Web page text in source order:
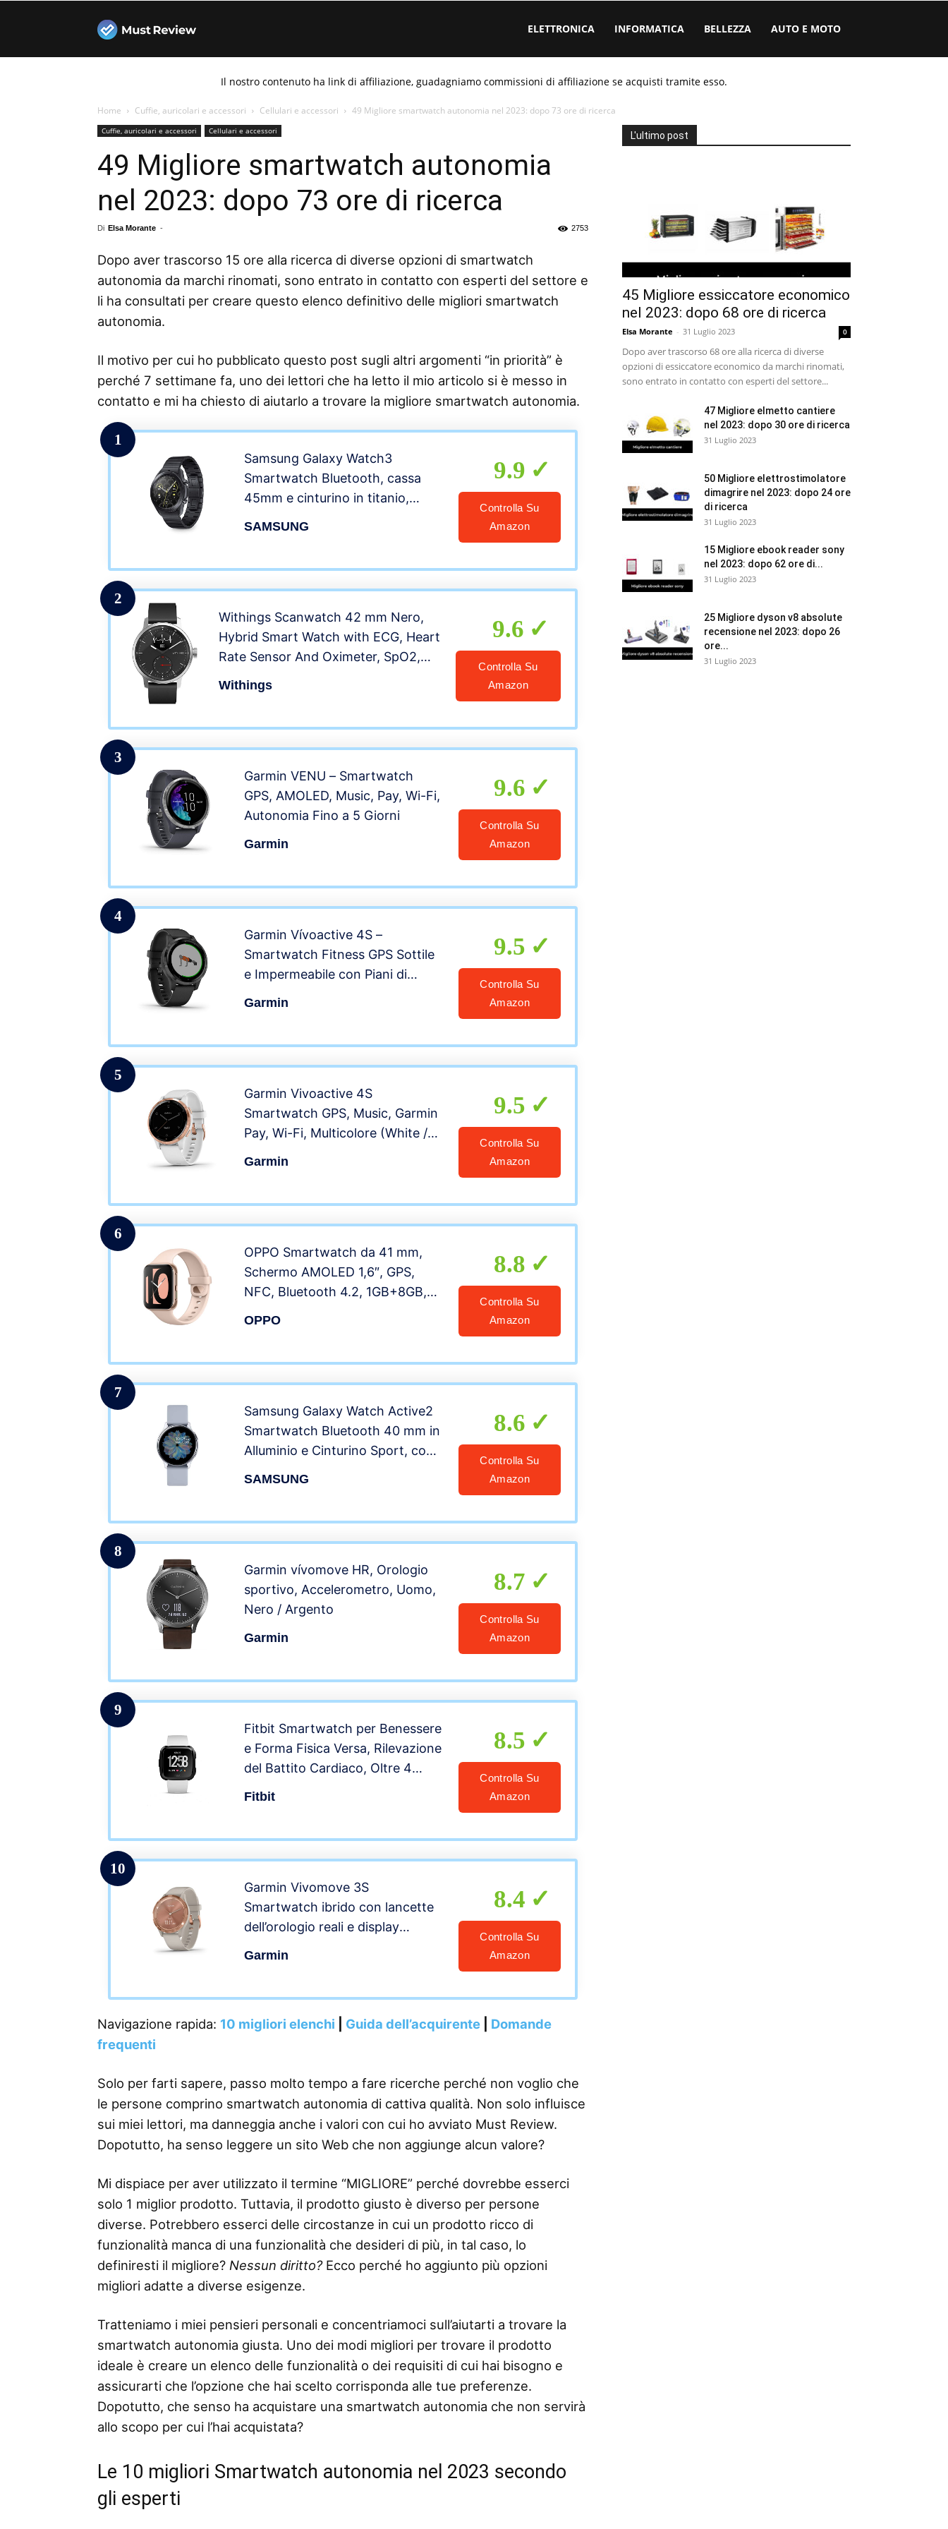
Must
Review
ELETTRONICA INFORMATICA BELLEZZA AUTO E MOTO
Il nostro contenuto ha link di affiliazione, guadagniamo commissioni di affiliazione se acquisti tramite esso.
Home Cuffie, auricolari e accessori Cellulari e accessori 49 Migliore smartwatch autonomia nel 2023: dopo 73 ore di ricerca
Cuffie, auricolari e accessori Cellulari e accessori
49 Migliore smartwatch autonomia
nel 2023: dopo 73 ore di ricerca
Di Elsa Morante - 2753
Dopo aver trascorso 15 ore alla ricerca di diverse opzioni di smartwatch
autonomia da marchi rinomati, sono entrato in contatto con esperti del settore e
li ha consultati per creare questo elenco definitivo delle migliori smartwatch
autonomia.
Il motivo per cui ho pubblicato questo post sugli altri argomenti “in priorità” è
perché 7 settimane fa, uno dei lettori che ha letto il mio articolo si è messo in
contatto e mi ha chiesto di aiutarlo a trovare la migliore smartwatch autonomia.
1
Samsung Galaxy Watch3
Smartwatch Bluetooth, cassa
45mm e cinturino in titanio,
SAMSUNG
9.9
Controlla Su
Amazon
2
Withings Scanwatch 42 mm Nero,
Hybrid Smart Watch with ECG, Heart
Rate Sensor And Oximeter, SpO2,
Withings
9.6
Controlla Su
Amazon
3
Garmin VENU – Smartwatch
GPS, AMOLED, Music, Pay, Wi-Fi,
Autonomia Fino a 5 Giorni
Garmin
9.6
Controlla Su
Amazon
4
Garmin Vívoactive 4S –
Smartwatch Fitness GPS Sottile
e Impermeabile con Piani di
Garmin
9.5
Controlla Su
Amazon
5
Garmin Vivoactive 4S
Smartwatch GPS, Music, Garmin
Pay, Wi-Fi, Multicolore (White /
Garmin
9.5
Controlla Su
Amazon
6
OPPO Smartwatch da 41 mm,
Schermo AMOLED 1,6″, GPS,
NFC, Bluetooth 4.2, 1GB+8GB,
OPPO
8.8
Controlla Su
Amazon
7
Samsung Galaxy Watch Active2
Smartwatch Bluetooth 40 mm in
Alluminio e Cinturino Sport, con
SAMSUNG
8.6
Controlla Su
Amazon
8
Garmin vívomove HR, Orologio
sportivo, Accelerometro, Uomo,
Nero / Argento
Garmin
8.7
Controlla Su
Amazon
9
Fitbit Smartwatch per Benessere
e Forma Fisica Versa, Rilevazione
del Battito Cardiaco, Oltre 4
Fitbit
8.5
Controlla Su
Amazon
10
Garmin Vivomove 3S
Smartwatch ibrido con lancette
dell’orologio reali e display
Garmin
8.4
Controlla Su
Amazon
Navigazione rapida: 10 migliori elenchi Guida dell’acquirente
Domande
frequenti
Solo per farti sapere, passo molto tempo a fare ricerche perché non voglio che
le persone comprino smartwatch autonomia di cattiva qualità. Non solo influisce
sui miei lettori, ma danneggia anche i valori con cui ho avviato Must Review.
Dopotutto, ha senso leggere un sito Web che non aggiunge alcun valore?
Mi dispiace per aver utilizzato il termine “MIGLIORE” perché dovrebbe esserci
solo 1 miglior prodotto. Tuttavia, il prodotto giusto è diverso per persone
diverse. Potrebbero esserci delle circostanze in cui un prodotto ricco di
funzionalità manca di una funzionalità che desideri di più, in tal caso, lo
definiresti il ​​migliore? Nessun diritto?Ecco perché ho aggiunto più opzioni
migliori adatte a diverse esigenze.
Tratteniamo i miei pensieri personali e concentriamoci sull’aiutarti a trovare la
smartwatch autonomia giusta. Uno dei modi migliori per trovare il prodotto
ideale è creare un elenco delle funzionalità o dei requisiti di cui hai bisogno e
assicurarti che l’opzione che hai scelto corrisponda alle tue preferenze.
Dopotutto, che senso ha acquistare una smartwatch autonomia che non servirà
allo scopo per cui l’hai acquistata?
Le 10 migliori Smartwatch autonomia nel 2023 secondo
gli esperti
L'ultimo post
45 Migliore essiccatore economico
nel 2023: dopo 68 ore di ricerca
Elsa Morante - 31 Luglio 2023 0
Dopo aver trascorso 68 ore alla ricerca di diverse
opzioni di essiccatore economico da marchi rinomati,
sono entrato in contatto con esperti del settore...
47 Migliore elmetto cantiere
nel 2023: dopo 30 ore di ricerca
31 Luglio 2023
50 Migliore elettrostimolatore
dimagrire nel 2023: dopo 24 ore
di ricerca
31 Luglio 2023
15 Migliore ebook reader sony
nel 2023: dopo 62 ore di...
31 Luglio 2023
25 Migliore dyson v8 absolute
recensione nel 2023: dopo 26
ore...
31 Luglio 2023